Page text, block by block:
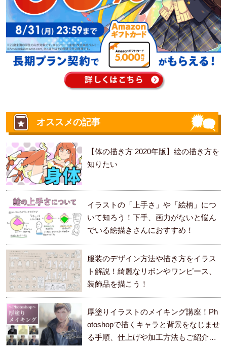
オススメの記事
【体の描き方 2020年版】絵の描き方を
知りたい
イラストの「上手さ」や「絵柄」につ
いて知ろう！下手、画力がないと悩ん
でいる絵描きさんにおすすめ！
服装のデザイン方法や描き方をイラス
ト解説！綺麗なリボンやワンピース、
装飾品を描こう！
厚塗りイラストのメイキング講座！Ph
otoshopで描くキャラと背景をなじませ
る手順、仕上げや加工方法もご紹介し